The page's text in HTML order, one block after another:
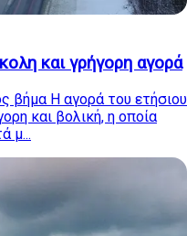
και γρήγορη αγορά
βήμα Η αγορά του ετήσιου
και βολική, η οποία
μ...